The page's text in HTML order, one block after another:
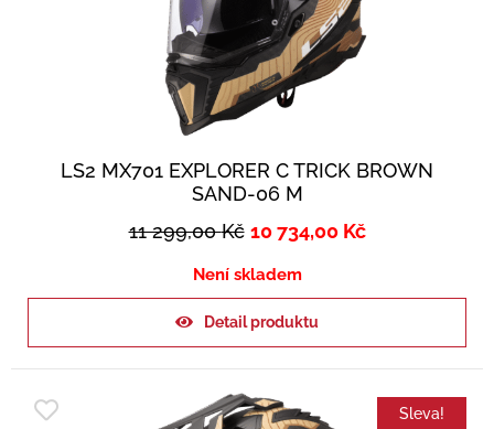
LS2 MX701 EXPLORER C TRICK BROWN
SAND-06 M
11 299,00Kč 10 734,00 Kč
Není skladem
Detail produktu
Sleva!